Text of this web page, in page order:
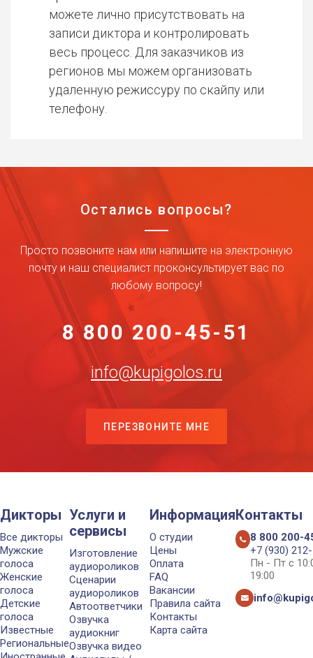
можете лично присутствовать на
записи диктора и контролировать
весь процесс. Для заказчиков из
регионов мы можем организовать
удаленную режиссуру по скайпу или
телефону.
Остались вопросы?
Просто позвоните нам или напишите на электронную
почту и наш специалист проконсультирует вас по
любому вопросу!
8 800 200-45-51
info@kupigolos.ru
ПЕРЕЗВОНИТЕ МНЕ
Дикторы
Все дикторы
Мужские
голоса
Женские
голоса
Детские
голоса
Известные
Региональные
Услуги и
сервисы
Изготовление
аудиороликов
Сценарии
аудиороликов
Автоответчики
Озвучка
аудиокниг
Озвучка видео
Информация
О студии
Цены
Оплата
FAQ
Вакансии
Правила сайта
Контакты
Карта сайта
Контакты
8 800 200-
+7 (930)
Пн - Пт с
19:00